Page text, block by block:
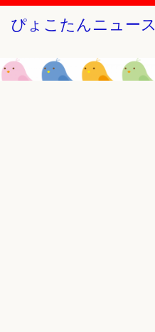
ぴょこたんニュース